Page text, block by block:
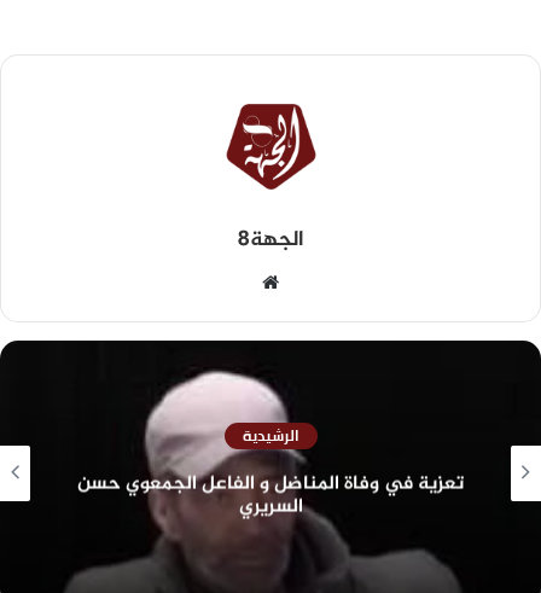
الجهة8
الرشيدية
تعزية في وفاة المناضل و الفاعل الجمعوي حسن
السريري